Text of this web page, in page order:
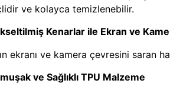
ve kolayca temizlenebilir.
Kenarlar ile Ekran ve
ekranı ve kamera çevresini saran
ve Sağlıklı TPU Malzeme